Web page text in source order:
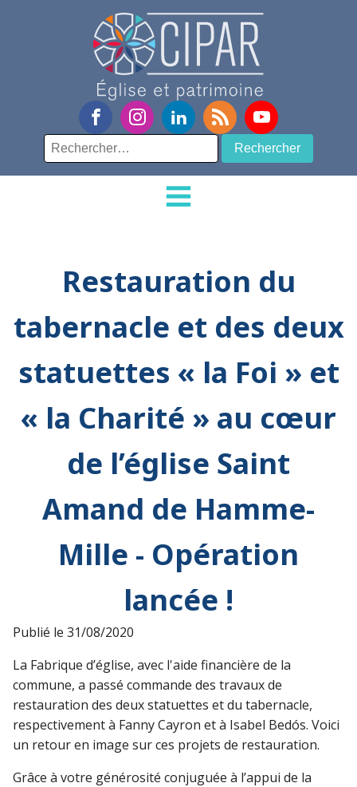
Rechercher :
Restauration du
tabernacle et des deux
statuettes « la Foi » et
« la Charité » au cœur
de l’église Saint
Amand de Hamme-
Mille - Opération
lancée !
Publié le 31/08/2020
La Fabrique d’église, avec l'aide financière de la
commune, a passé commande des travaux de
restauration des deux statuettes et du tabernacle,
respectivement à Fanny Cayron et à Isabel Bedós. Voici
un retour en image sur ces projets de restauration.
Grâce à votre générosité conjuguée à l’appui de la